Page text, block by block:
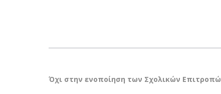
Όχι στην ενοποίηση των Σχολικών